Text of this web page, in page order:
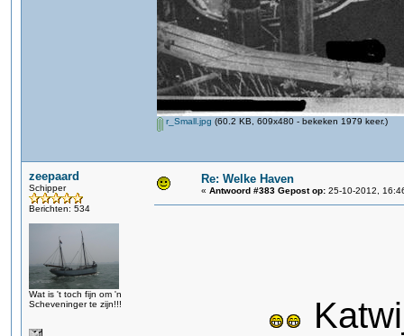
r_Small.jpg (60.2 KB, 609x480 - bekeken 1979 keer.)
zeepaard
Schipper
Berichten: 534
Wat is 't toch fijn om 'n
Scheveninger te zijn!!!
Re: Welke Haven
« Antwoord #383 Gepost op: 25-10-2012,